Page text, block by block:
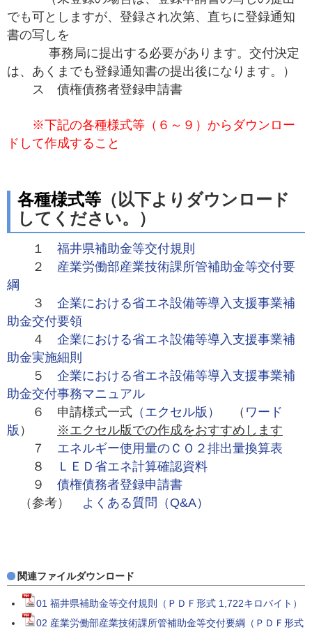
でも可としますが、登録され次第、直ちに登録通知
書の写しを
事務局に提出する必要があります。交付決定
は、あくまでも登録通知書の提出後になります。）
ス 債権債務者登録申請書
※下記の各種様式等（６～９） からダウンロー
ドして作成すること
各種様式等 （以下よりダウンロード
してください。）
１ 福井県補助金等交付規則
２ 産業労働部産業技術課所管補助金等交付要
綱
３ 企業における省エネ設備等導入支援事業補
助金交付要領
４ 企業における省エネ設備等導入支援事業補
助金実施細則
５ 企業における省エネ設備等導入支援事業補
助金交付事務マニュアル
６ 申請様式一式 （エクセル版） （ ワード
版 ） ※エクセル版での作成をおすすめします
７ エネルギー使用量のＣＯ２排出量換算表
８
ＬＥＤ省エネ計算確認資料
９ 債権債務者登録申請書
（参考） よくある質問（Q&A）
関連ファイルダウンロード
01 福井県補助金等交付規則（ＰＤＦ形式 1,722キロバイト）
02 産業労働部産業技術課所管補助金等交付要綱（ＰＤＦ形式